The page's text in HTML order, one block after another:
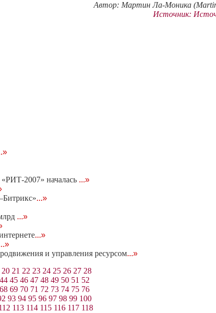
Автор: Мартин Ла-Моника
Источник:
2007» началась ...»
...»
...»
...»
и управления ресурсом...»
20 21 22 23 24 25 26 27 28
44 45 46 47 48 49 50 51 52
68 69 70 71 72 73 74 75 76
93 94 95 96 97 98 99 100
113 114 115 116 117 118